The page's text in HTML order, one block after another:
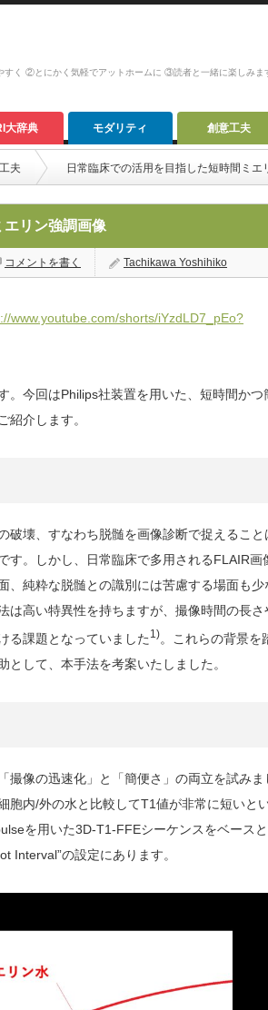
く ②とにかく気軽でアットホームに ③読者と一緒に楽しみま
大辞典 モダリティ 創意工夫
夫 日常臨床での活用を目指した短時間ミエ
エリン強調画像
コメントを書く Tachikawa Yoshihiko
www.youtube.com/shorts/iYzdLD7_pEo?
今回はPhilips社装置を用いた、短時間かつ
紹介します。
破壊、すなわち脱髄を画像診断で捉えること
す。しかし、日常臨床で多用されるFLAIR画
、純粋な脱髄との識別には苦慮する場面も少
は高い特異性を持ちますが、撮像時間の長さ
る課題となっていました 1)。これらの背景を
して、本手法を考案いたしました。
撮像の迅速化」と「簡便さ」の両立を試みま
胞内/外の水と比較してT1値が非常に短いと
を用いた3D-T1-FFEシーケンスをベース
Interval”の設定にあります。